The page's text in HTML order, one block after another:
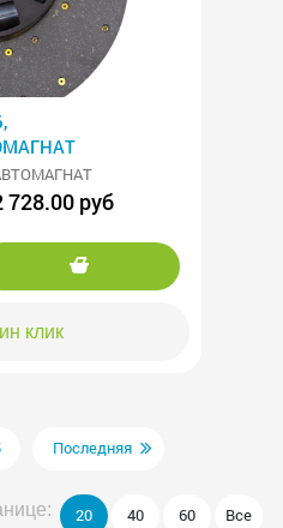
728.00 руб
клик
Последняя
20 40 60 Все